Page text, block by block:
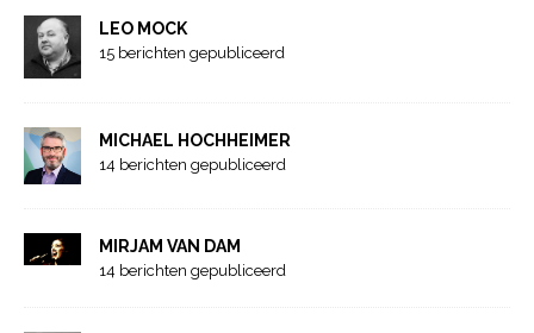
LEO MOCK
15 berichten gepubliceerd
MICHAEL HOCHHEIMER
14 berichten gepubliceerd
MIRJAM VAN DAM
14 berichten gepubliceerd